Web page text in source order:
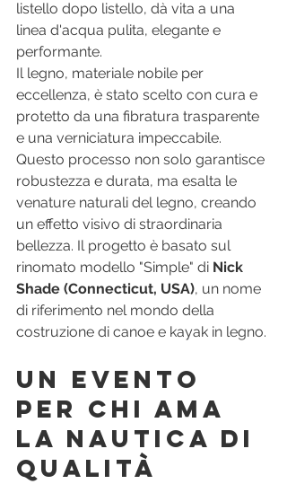
listello dopo listello, dà vita a una
linea d'acqua pulita, elegante e
performante.
Il legno, materiale nobile per
eccellenza, è stato scelto con cura e
protetto da una fibratura trasparente
e una verniciatura impeccabile.
Questo processo non solo garantisce
robustezza e durata, ma esalta le
venature naturali del legno, creando
un effetto visivo di straordinaria
bellezza. Il progetto è basato sul
rinomato modello "Simple" di Nick
Shade (Connecticut, USA), un nome
di riferimento nel mondo della
costruzione di canoe e kayak in legno.
Un Evento
per Chi Ama
la Nautica di
Qualità